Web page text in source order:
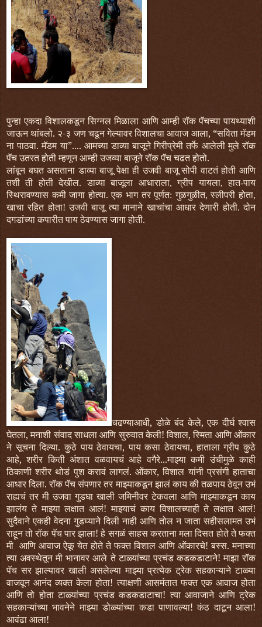
पुन्हा एकदा विशालकडून सिग्नल मिळाला आणि आम्ही रॉक पॅचच्या पायथ्याशी
जाऊन थांबलो. २-३ जण चढून गेल्यावर विशालचा आवाज आला, “सविता मॅडम
ना पाठवा. मॅडम या”.... आमच्या डाव्या बाजूने गिरीप्रेमी तर्फे आलेली मुले रॉक
पॅच उतरत होती म्हणून आम्ही उजव्या बाजूने रॉक पॅच चढत होतो.
लांबून बघत असताना डाव्या बाजू पेक्षा ही उजवी बाजू सोपी वाटतं होती आणि
तशी ती होती देखील. डाव्या बाजूला आधाराला, ग्रीप यायला, हात-पाय
स्थिरावण्यास कमी जागा होत्या. एक भाग तर पूर्णत: गुळगुळीत, स्लीपरी होता,
खाचा रहित होता! उजवी बाजू त्या मानाने खाचांचा आधार देणारी होती. दोन
दगडांच्या कपारीत पाय ठेवण्यास जागा होती.
चढण्याआधी, डोळे बंद केले, एक दीर्घ श्वास
घेतला, मनाशी संवाद साधला आणि सुरुवात केली! विशाल, स्मिता आणि ओंकार
ने सूचना दिल्या. कुठे पाय ठेवायचा, पाय कसा ठेवायचा, हाताला ग्रीप कुठे
आहे, शरीर किती अंशात वळवायचं आहे वगैरे...माझ्या कमी उंचीमुळे काही
ठिकाणी शरीर थोडं पुश करावं लागलं. ओंकार, विशाल यांनी प्रसंगी हाताचा
आधार दिला. रॉक पॅच संपणार तर माझ्याकडून झालं काय की तळपाय ठेवून उभं
राह्यचं तर मी उजवा गुडघा खाली जमिनीवर टेकवला आणि माझ्याकडून काय
झालंय ते माझ्या लक्षात आलं! माझ्याचं काय विशालच्याही ते लक्षात आलं!
सुदैवाने एकही वेदना गुडघ्याने दिली नाही आणि तोल न जाता सहीसलामत उभं
राहून तो रॉक पॅच पार झाला! हे सगळं साहस करताना मला दिसत होते ते फक्त
मी आणि आवाज ऐकू येत होते ते फक्त विशाल आणि ओंकारचे! बस्स. मनाच्या
त्या अवस्थेतून मी भानावर आले ते टाळ्यांच्या प्रचंड कडकडाटाने! माझा रॉक
पॅच सर झाल्यावर खाली असलेल्या माझ्या प्रत्येक ट्रेक सहकाऱ्याने टाळ्या
वाजवून आनंद व्यक्त केला होता! त्याक्षणी आसमंतात फक्त एक आवाज होता
आणि तो होता टाळ्यांच्या प्रचंड कडकडाटाचा! त्या आवाजाने आणि ट्रेक
सहकाऱ्यांच्या भावनेने माझ्या डोळ्यांच्या कडा पाणावल्या! कंठ दाटून आला!
आवंढा आला!